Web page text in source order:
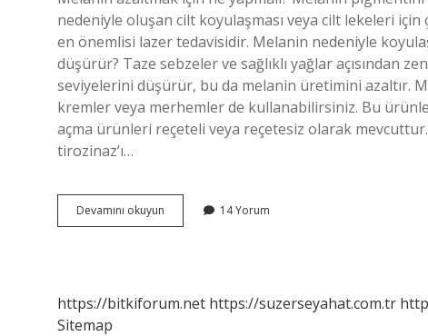
nedeniyle oluşan cilt koyulaşması veya cilt lekeleri
en önemlisi lazer tedavisidir. Melanin nedeniyle
düşürür? Taze sebzeler ve sağlıklı yağlar açısından
seviyelerini düşürür, bu da melanin üretimini azaltır.
kremler veya merhemler de kullanabilirsiniz. Bu
açma ürünleri reçeteli veya reçetesiz olarak
tirozinaz’ı…
Devamını okuyun
Melanin
14 Yorum
https://bitkiforum.net https://suzerseyahat.com.tr
Sitemap